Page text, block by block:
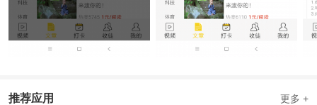
推荐应用 更多 +